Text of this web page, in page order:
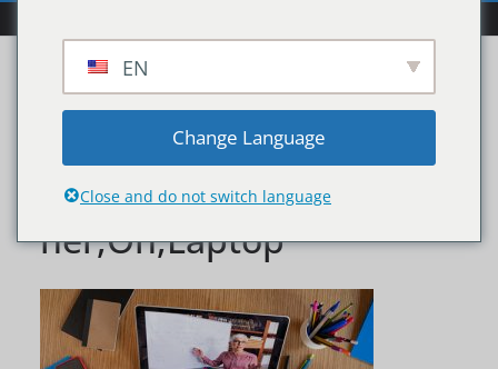
High,Angle,View,Of,Vide
o,Conference,With,Teac
her,On,Laptop
EN
Change Language
Close and do not switch language